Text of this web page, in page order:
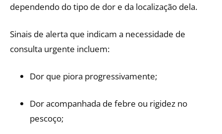
dependendo do tipo de dor e da localização dela.
Sinais de alerta que indicam a necessidade de
consulta urgente incluem:
Dor que piora progressivamente;
Dor acompanhada de febre ou rigidez no
pescoço;